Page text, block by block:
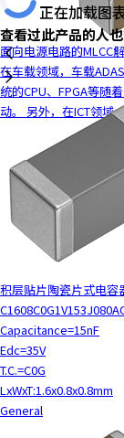
d
i
n
t
h
t
h
e
c
o
n
面向电源电路的MLCC
在车载领域，车载
统的CPU、FPGA等随
动。 另外，在ICT领域
正在加载图
查看过此产品的人
积层贴片陶瓷片式电容
Capacitance=15nF
Edc=35V
T.C.=C0G
LxWxT:1.6x0.8x0.8mm
General